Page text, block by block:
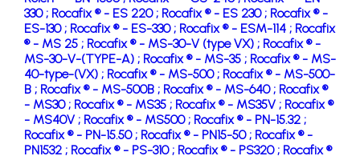
330 ; Rocafix ® - ES 220 ; Rocafix ® - ES 230 ; Rocafix ® -
ES-130 ; Rocafix ® - ES-330 ; Rocafix ® - ESM-114 ; Rocafix
® - MS 25 ; Rocafix ® - MS-30-V (type VX) ; Rocafix ® -
MS-30-V-(TYPE-A) ; Rocafix ® - MS-35 ; Rocafix ® - MS-
40-type-(VX) ; Rocafix ® - MS-500 ; Rocafix ® - MS-500-
B ; Rocafix ® - MS-500B ; Rocafix ® - MS-640 ; Rocafix ®
- MS30 ; Rocafix ® - MS35 ; Rocafix ® - MS35V ; Rocafix ®
- MS40V ; Rocafix ® - MS500 ; Rocafix ® - PN-15.32 ;
Rocafix ® - PN-15.50 ; Rocafix ® - PN15-50 ; Rocafix ® -
PN1532 ; Rocafix ® - PS-310 ; Rocafix ® - PS320 ; Rocafix ®